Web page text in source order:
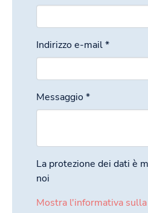
Indirizzo e-mail*
Messaggio*
La protezione dei dati è
noi
Mostra l'informativa